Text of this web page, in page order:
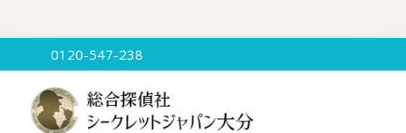
0120-547-238